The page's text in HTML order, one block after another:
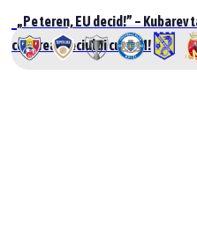
„Pe teren, EU decid!” –
cedarea meciului cu UTM!